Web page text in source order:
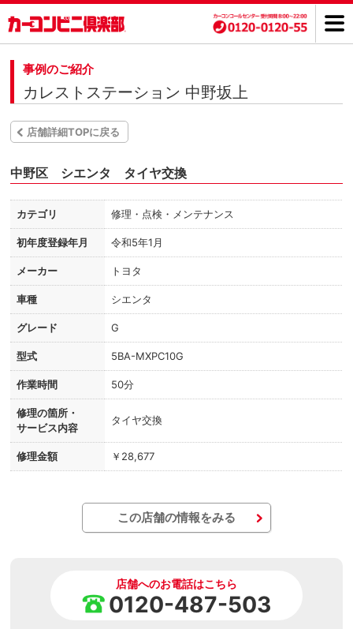
事例のご紹介
カレストステーション 中野坂上
店舗詳細TOPに戻る
中野区 シエンタ タイヤ交換
カテゴリ 修理・点検・メンテナンス
初年度登録年月 令和5年1月
メーカー トヨタ
車種 シエンタ
グレード G
型式 5BA-MXPC10G
作業時間 50分
修理の箇所・
サービス内容
タイヤ交換
修理金額 ￥28,677
この店舗の情報をみる
店舗へのお電話はこちら
0120-487-503